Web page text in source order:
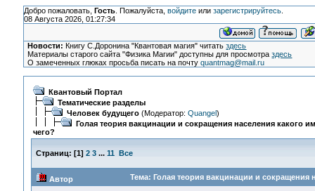
Добро пожаловать, Гость. Пожалуйста, войдитеили зарегистрируйтесь.
08 Августа 2026, 01:27:34
Новости: Книгу С.Доронина "Квантовая магия" читатьздесь
Материалы старого сайта "Физика Магии" доступны для просмотраздесь
О замеченных глюках просьба писать на почтуquantmag@mail.ru
Квантовый Портал
Тематические разделы
Человек будущего(Модератор: Quangel)
Голая теория вакцинации и сокращения населения какого
чего?
Страниц: [1] 2 3 ... 11 Все
Автор Тема: Голая теория вакцинации и сокращения